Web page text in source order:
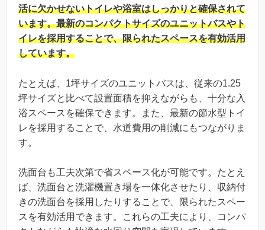
活に欠かせないトイレや浴室はしっかりと確保されて
います。最新のコンパクトサイズのユニットバスやト
イレを採用することで、限られたスペースを有効活用
しています。
たとえば、1坪サイズのユニットバスは、従来の1.25
坪サイズと比べて設置面積を抑えながらも、十分な入
浴スペースを確保できます。また、最新の節水型トイ
レを採用することで、水道費用の削減にもつながりま
す。
洗面台も工夫次第で省スペース化が可能です。たとえ
ば、洗面台と洗濯機置き場を一体化させたり、収納付
きの洗面台を採用したりすることで、限られたスペー
スを有効活用できます。これらの工夫により、コンパ